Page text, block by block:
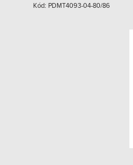
Kód: PDMT4093-04-80/86